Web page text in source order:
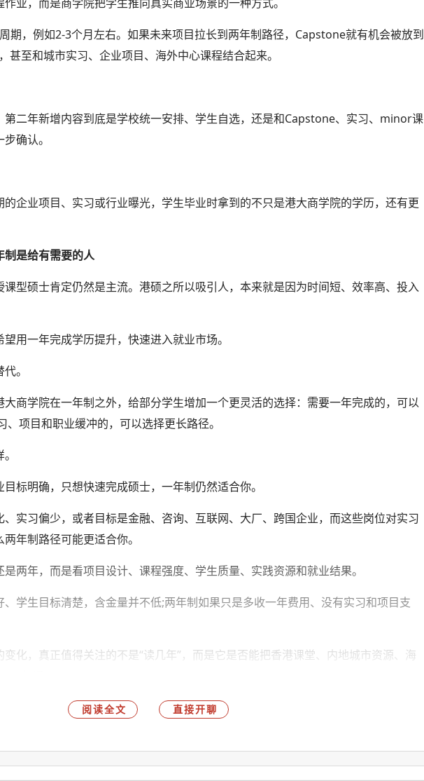
期，例如2-3个月左右。如果未来项目拉长到两年制路径，Capstone就有机会被放到
甚至和城市实习、企业项目、海外中心课程结合起来。
第二年新增内容到底是学校统一安排、学生自选，还是和Capstone、实习、minor课
确认。
企业项目、实习或行业曝光，学生毕业时拿到的不只是港大商学院的学历，还有更
制是给有需要的人
型硕士肯定仍然是主流。港硕之所以吸引人，本来就是因为时间短、效率高、投入
用一年完成学历提升，快速进入就业市场。
。
商学院在一年制之外，给部分学生增加一个更灵活的选择：需要一年完成的，可以
项目和职业缓冲的，可以选择更长路径。
标明确，只想快速完成硕士，一年制仍然适合你。
实习偏少，或者目标是金融、咨询、互联网、大厂、跨国企业，而这些岗位对实习
年制路径可能更适合你。
两年，而是看项目设计、课程强度、学生质量、实践资源和就业结果。
学生目标清楚，含金量并不低;两年制如果只是多收一年费用、没有实习和项目支
化，真正值得关注的不是“读几年”，而是它是否能把香港课堂、内地城市资源、海
科的培养逻辑确实会变。
阅读全文 直接开聊